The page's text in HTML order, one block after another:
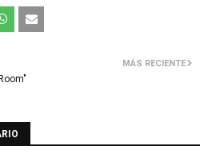
MÁS RECIENTE